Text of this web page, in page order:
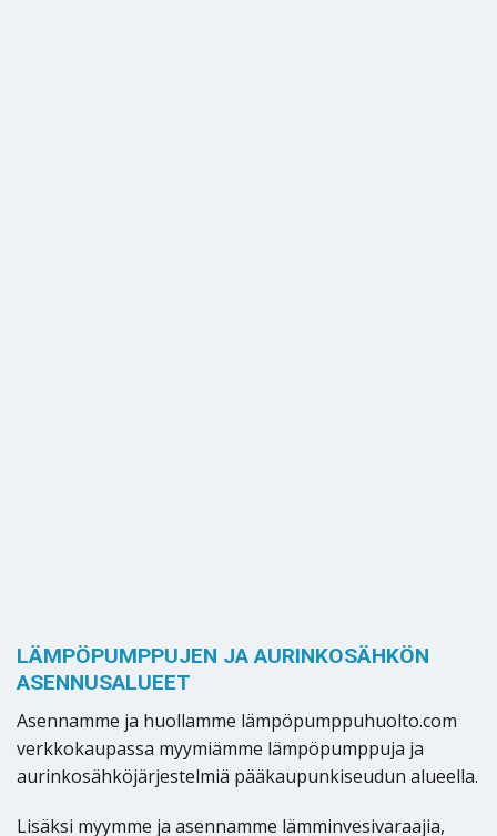
LÄMPÖPUMPPUJEN JA AURINKOSÄHKÖN
ASENNUSALUEET
Asennamme ja huollamme lämpöpumppuhuolto.com
verkkokaupassa myymiämme lämpöpumppuja ja
aurinkosähköjärjestelmiä pääkaupunkiseudun alueella.
Lisäksi myymme ja asennamme lämminvesivaraajia,